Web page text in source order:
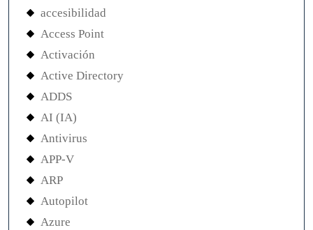
accesibilidad
Access Point
Activación
Active Directory
ADDS
AI (IA)
Antivirus
APP-V
ARP
Autopilot
Azure